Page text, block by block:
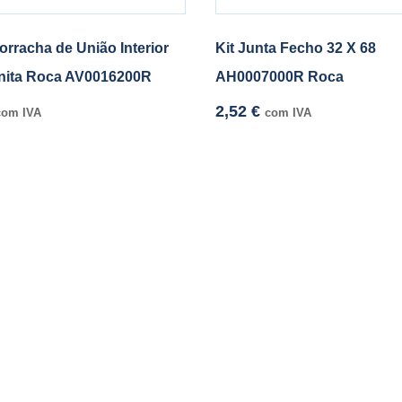
de União Interior
Roca AV0016200R
IVA
Kit Junta Fecho 32 X 68
AH0007000R Roca
2,52 € com IVA